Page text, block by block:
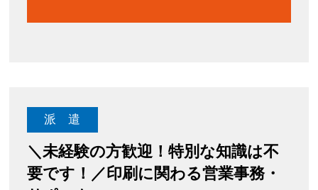
派 遣
＼未経験の方歓迎！特別な知識は不
要です！／印刷に関わる営業事務・